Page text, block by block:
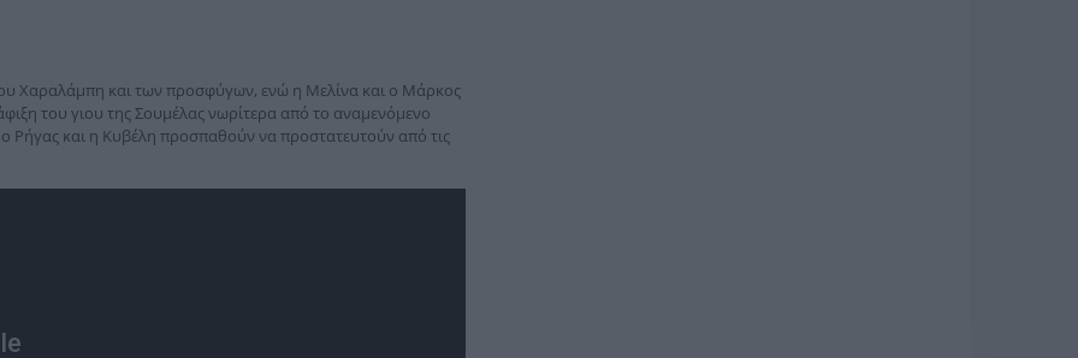
Χαραλάμπη και των προσφύγων, ενώ η Μελίνα και ο Μάρκος
του γιου της Σουμέλας νωρίτερα από το αναμενόμενο
και η Κυβέλη προσπαθούν να προστατευτούν από τις